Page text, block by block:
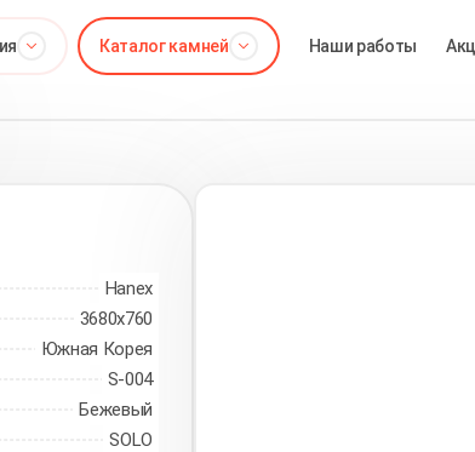
Каталог камней Наши работы
Hanex
3680х760
Южная Корея
S-004
Бежевый
SOLO